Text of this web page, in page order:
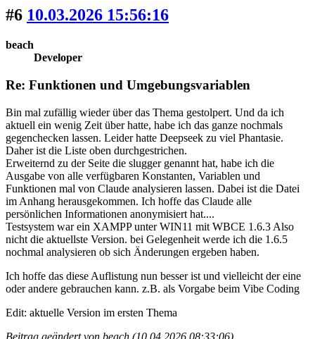
#6 10.03.2026 15:56:16
beach
Developer
Re: Funktionen und Umgebungsvariablen
Bin mal zufällig wieder über das Thema gestolpert. Und da ich
aktuell ein wenig Zeit über hatte, habe ich das ganze nochmals
gegenchecken lassen. Leider hatte Deepseek zu viel Phantasie.
Daher ist die Liste oben durchgestrichen.
Erweiternd zu der Seite die slugger genannt hat, habe ich die
Ausgabe von alle verfügbaren Konstanten, Variablen und
Funktionen mal von Claude analysieren lassen. Dabei ist die Datei
im Anhang herausgekommen. Ich hoffe das Claude alle
persönlichen Informationen anonymisiert hat....
Testsystem war ein XAMPP unter WIN11 mit WBCE 1.6.3 Also
nicht die aktuellste Version. bei Gelegenheit werde ich die 1.6.5
nochmal analysieren ob sich Änderungen ergeben haben.
Ich hoffe das diese Auflistung nun besser ist und vielleicht der eine
oder andere gebrauchen kann. z.B. als Vorgabe beim Vibe Coding
Edit: aktuelle Version im ersten Thema
Beitrag geändert von beach (10.04.2026 08:33:06)